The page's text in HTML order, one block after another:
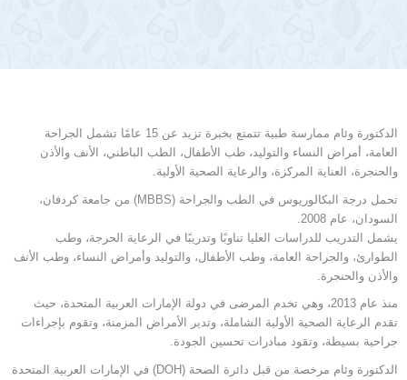
الدكتورة وئام ممارسة طبية تتمتع بخبرة تزيد عن 15 عامًا تشمل الجراحة
العامة، أمراض النساء والتوليد، طب الأطفال، الطب الباطني، الأنف والأذن
والحنجرة، العناية المركزة، والرعاية الصحية الأولية.
تحمل درجة البكالوريوس في الطب والجراحة (MBBS) من جامعة كردفان،
السودان، عام 2008.
يشمل التدريب للدراسات العليا تناوبًا وتدريبًا في الرعاية الحرجة، وطب
الطوارئ، والجراحة العامة، وطب الأطفال، والتوليد وأمراض النساء، وطب الأنف
والأذن والحنجرة.
منذ عام 2013، وهي تخدم المرضى في دولة الإمارات العربية المتحدة، حيث
تقدم الرعاية الصحية الأولية الشاملة، وتدير الأمراض المزمنة، وتقوم بإجراءات
جراحية بسيطة، وتقود مبادرات تحسين الجودة.
الدكتورة وئام مرخصة من قبل دائرة الصحة (DOH) في الإمارات العربية المتحدة